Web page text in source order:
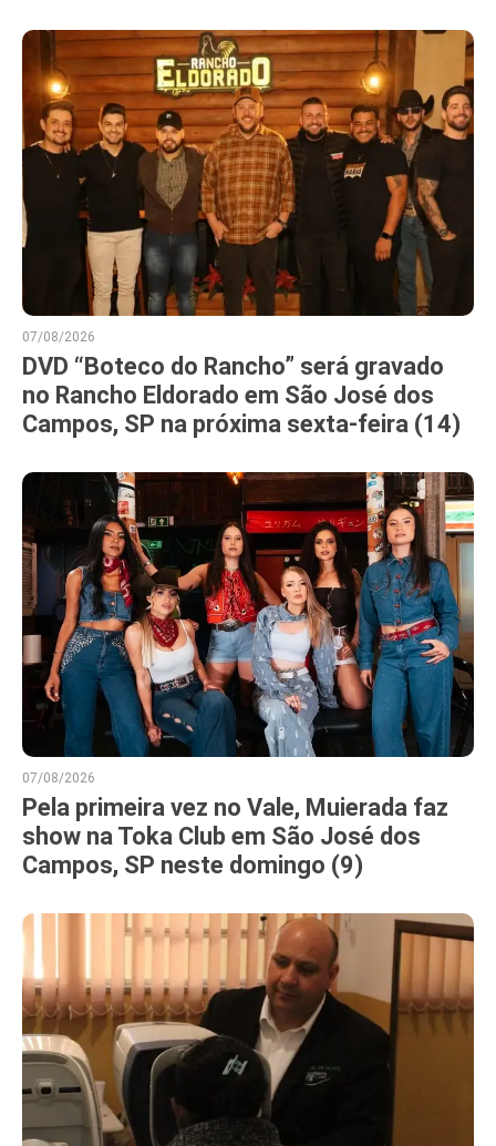
07/08/2026
DVD “Boteco do Rancho” será gravado
no Rancho Eldorado em São José dos
Campos, SP na próxima sexta-feira (14)
07/08/2026
Pela primeira vez no Vale, Muierada faz
show na Toka Club em São José dos
Campos, SP neste domingo (9)